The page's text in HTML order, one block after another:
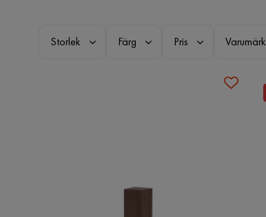
Storlek Färg Pris